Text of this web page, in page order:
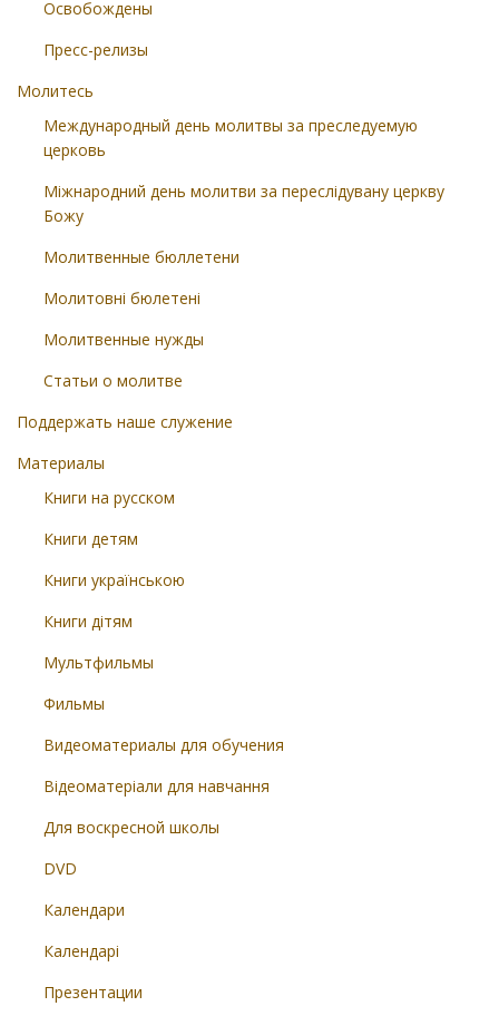
Освобождены
Пресс-релизы
Молитесь
Международный день молитвы за преследуемую
церковь
Міжнародний день молитви за переслідувану церкву
Божу
Молитвенные бюллетени
Молитовні бюлетені
Молитвенные нужды
Статьи о молитве
Поддержать наше служение
Материалы
Книги на русском
Книги детям
Книги українською
Книги дітям
Мультфильмы
Фильмы
Видеоматериалы для обучения
Відеоматеріали для навчання
Для воскресной школы
DVD
Календари
Календарі
Презентации